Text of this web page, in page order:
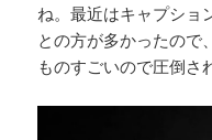
ね。最近はキャプショ
との方が多かったので
ものすごいので圧倒さ